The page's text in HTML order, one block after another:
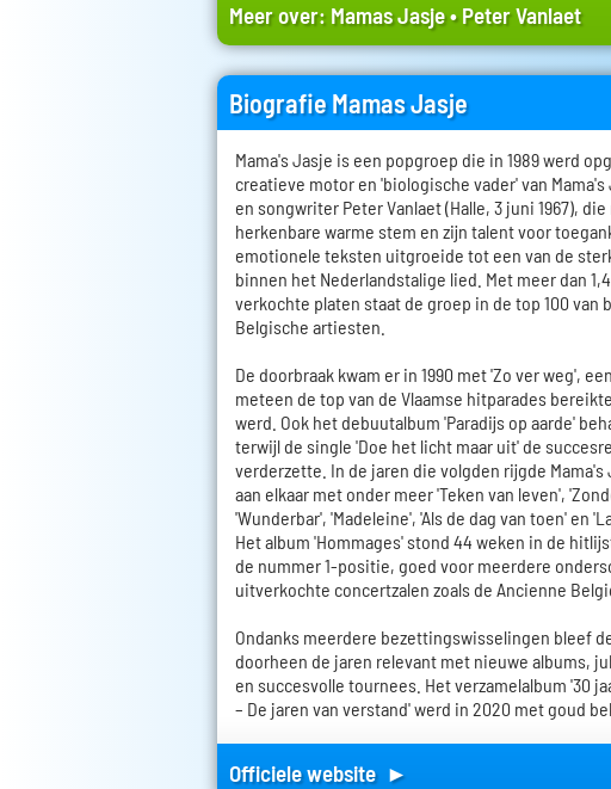
Meer over: Mamas Jasje•Peter Vanlaet
Biografie Mamas Jasje
Mama's Jasje is een popgroep die in 1989 werd
creatieve motor en 'biologische vader' van
en songwriter Peter Vanlaet (Halle, 3 juni 1967),
herkenbare warme stem en zijn talent voor
emotionele teksten uitgroeide tot een van de
binnen het Nederlandstalige lied. Met meer dan
verkochte platen staat de groep in de top 100 van
Belgische artiesten.
De doorbraak kwam er in 1990 met 'Zo ver weg',
meteen de top van de Vlaamse hitparades
werd. Ook het debuutalbum 'Paradijs op aarde'
terwijl de single 'Doe het licht maar uit' de
verderzette. In de jaren die volgden rijgde
aan elkaar met onder meer 'Teken van leven',
'Wunderbar', 'Madeleine', 'Als de dag van toen' en
Het album 'Hommages' stond 44 weken in de
de nummer 1-positie, goed voor meerdere
uitverkochte concertzalen zoals de Ancienne
Ondanks meerdere bezettingswisselingen bleef
doorheen de jaren relevant met nieuwe albums,
en succesvolle tournees. Het verzamelalbum '30
– De jaren van verstand' werd in 2020 met goud
Officiele website ►